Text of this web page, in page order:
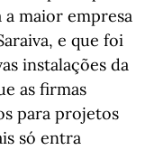
maior empresa
e que foi
instalações da
as firmas
para projetos
só entra